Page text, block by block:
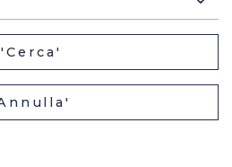
'Cerca'